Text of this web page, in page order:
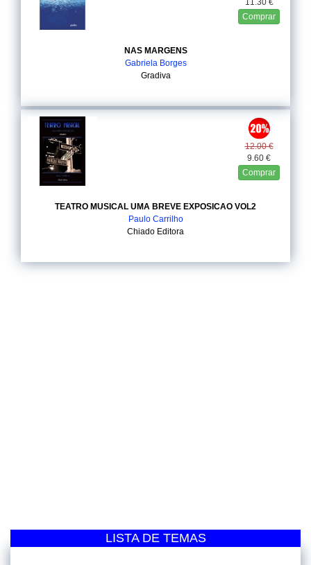
11.30 €
Comprar
NAS MARGENS
Gabriela Borges
Gradiva
12.00 €
9.60 €
Comprar
TEATRO MUSICAL UMA BREVE EXPOSICAO VOL2
Paulo Carrilho
Chiado Editora
LISTA DE TEMAS